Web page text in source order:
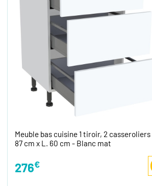
Meuble bas cuisine 1 tiroir, 2 casseroliers
87 cm x L. 60 cm - Blanc mat
276€